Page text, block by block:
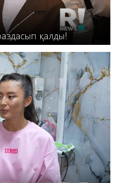
қалды!